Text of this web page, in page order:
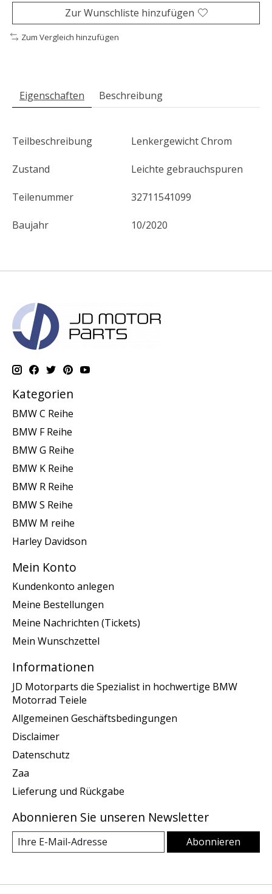
Zur Wunschliste hinzufügen
Zum Vergleich hinzufügen
Eigenschaften Beschreibung
Teilbeschreibung Lenkergewicht Chrom
Zustand Leichte gebrauchspuren
Teilenummer 32711541099
Baujahr 10/2020
Kategorien
BMW C Reihe
BMW F Reihe
BMW G Reihe
BMW K Reihe
BMW R Reihe
BMW S Reihe
BMW M reihe
Harley Davidson
Mein Konto
Kundenkonto anlegen
Meine Bestellungen
Meine Nachrichten (Tickets)
Mein Wunschzettel
Informationen
JD Motorparts die Spezialist in hochwertige BMW
Motorrad Teiele
Allgemeinen Geschäftsbedingungen
Disclaimer
Datenschutz
Zaa
Lieferung und Rückgabe
Abonnieren Sie unseren Newsletter
Abonnieren